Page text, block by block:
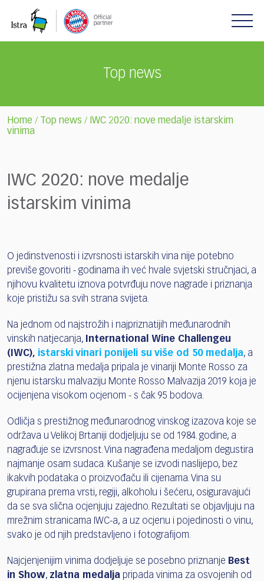
note:
Top news
Home / Top news / IWC 2020: nove medalje istarskim
vinima
IWC 2020: nove medalje
istarskim vinima
O jedinstvenosti i izvrsnosti istarskih vina nije potebno
previše govoriti - godinama ih već hvale svjetski stručnjaci, a
njihovu kvalitetu iznova potvrđuju nove nagrade i priznanja
koje pristižu sa svih strana svijeta.
Na jednom od najstrožih i najpriznatijih međunarodnih
vinskih natjecanja,
International Wine Challengeu
(IWC),
istarski vinari ponijeli su više od 50 medalja, a
prestižna zlatna medalja pripala je vinariji Monte Rosso za
njenu istarsku malvaziju Monte Rosso Malvazija 2019 koja je
ocijenjena visokom ocjenom - s čak 95 bodova.
Odličja s prestižnog međunarodnog vinskog izazova koje se
održava u Velikoj Brtaniji dodjeljuju se od 1984. godine, a
nagrađuje se izvrsnost. Vina nagrađena medaljom degustira
najmanje osam sudaca. Kušanje se izvodi naslijepo, bez
ikakvih podataka o proizvođaču ili cijenama. Vina su
grupirana prema vrsti, regiji, alkoholu i šećeru, osiguravajući
da se sva slična ocjenjuju zajedno. Rezultati se objavljuju na
mrežnim stranicama IWC-a, a uz ocjenu i pojedinosti o vinu,
svako je od njih predstavljeno i fotografijom.
Najcjenjenijim vinima dodjeljuje se posebno priznanje Best
in Show, zlatna medalja pripada vinima za osvojenih od